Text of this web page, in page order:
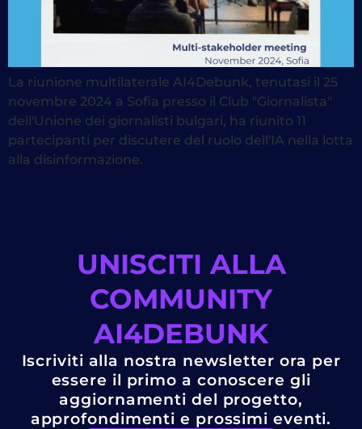
La riunione multilaterale AI4Debunk, tenutasi il 25
novembre 2024 a Sofia presso il Club "Giornalista"
dell'Unione dei giornalisti bulgari, ha riunito 11
partecipanti per discutere del ruolo dell'IA nella lotta
alla disinformazione.
UNISCITI ALLA
COMMUNITY
AI4DEBUNK
Iscriviti alla nostra newsletter ora per
essere il primo a conoscere gli
aggiornamenti del progetto,
approfondimenti e prossimi eventi.